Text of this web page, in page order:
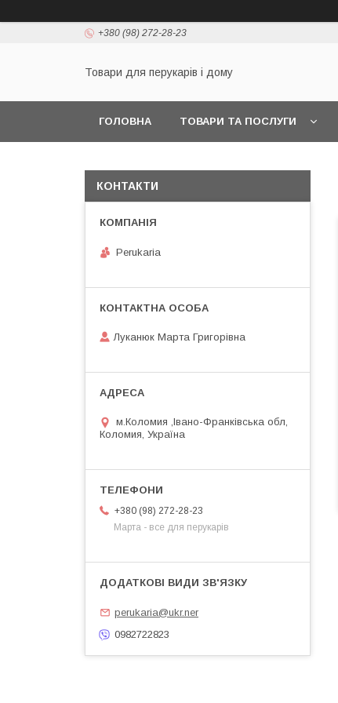
+380 (98) 272-28-23
Товари для перукарів і дому
ГОЛОВНА ТОВАРИ ТА ПОСЛУГИ
КОНТАКТИ
Perukaria
Луканюк Марта Григорівна
м.Коломия ,Івано-Франківська обл,
Коломия, Україна
+380 (98) 272-28-23
Марта - все для перукарів
perukaria@ukr.ner
0982722823